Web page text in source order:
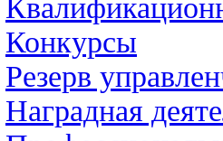
Конкурсы
Резерв
Наградная